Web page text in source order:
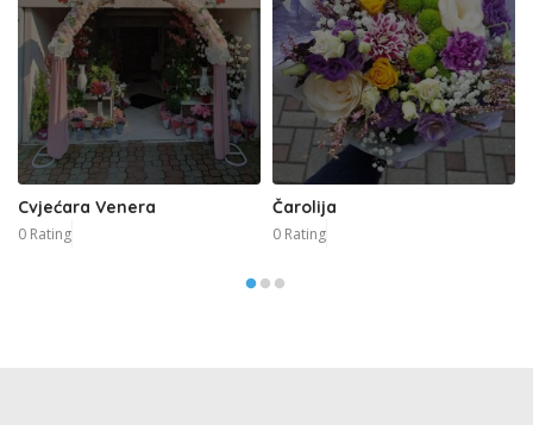
Cvjećara Venera
0 Rating
Čarolija
0 Rating